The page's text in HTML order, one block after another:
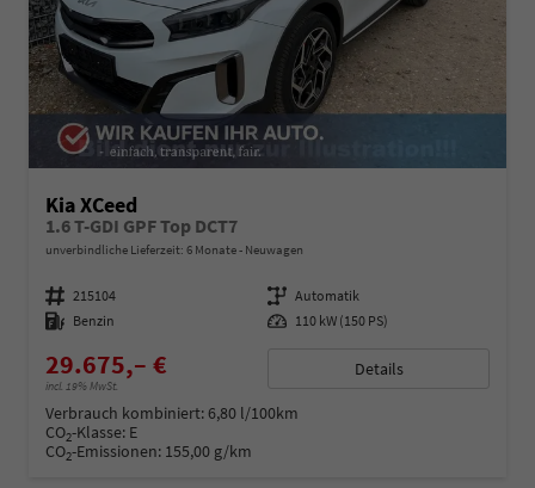
Kia XCeed
1.6 T-GDI GPF Top DCT7
unverbindliche Lieferzeit: 6 Monate Neuwagen
Fahrzeugnummer 215104 Getriebe Automatik
Kraftstoff Benzin Leistung 110 kW (150 PS)
29.675,– €
incl. 19% MwSt.
Details
Verbrauch kombiniert:6,80 l/100km
CO2-Klasse: E
CO2-Emissionen: 155,00 g/km